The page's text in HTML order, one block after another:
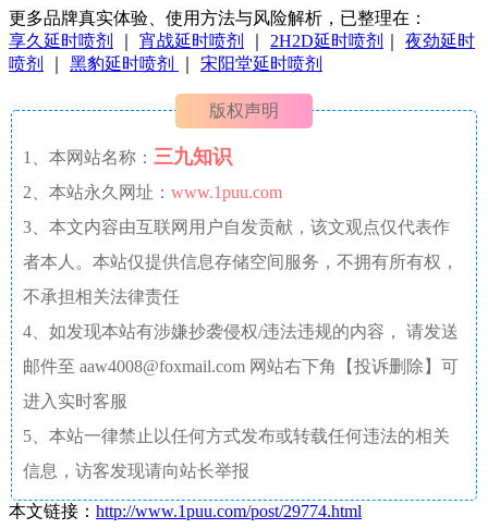
更多品牌真实体验、使用方法与风险解析，已整理在：
享久延时喷剂
宵战延时喷剂 2H2D延时喷剂
夜劲延时
喷剂
黑豹延时喷剂 宋阳堂延时喷剂
版权声明
1、本网站名称： 三九知识
2、本站永久网址： www.1puu.com
3、本文内容由互联网用户自发贡献，该文观点仅代表作
者本人。本站仅提供信息存储空间服务，不拥有所有权，
不承担相关法律责任
4、如发现本站有涉嫌抄袭侵权/违法违规的内容， 请发送
邮件至 aaw4008@foxmail.com 网站右下角【投诉删除】可
进入实时客服
5、本站一律禁止以任何方式发布或转载任何违法的相关
信息，访客发现请向站长举报
本文链接： http://www.1puu.com/post/29774.html